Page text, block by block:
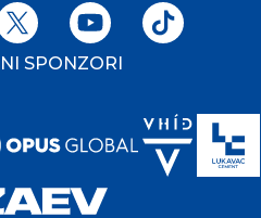
SPONZORI